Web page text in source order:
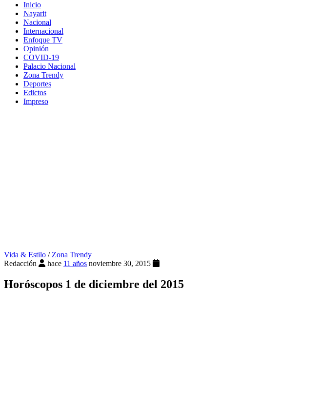
Inicio
Nayarit
Nacional
Internacional
Enfoque TV
Opinión
COVID-19
Palacio Nacional
Zona Trendy
Deportes
Edictos
Impreso
Vida & Estilo /Zona Trendy
Redacción
hace 11 años noviembre 30, 2015
Horóscopos 1 de diciembre del 2015